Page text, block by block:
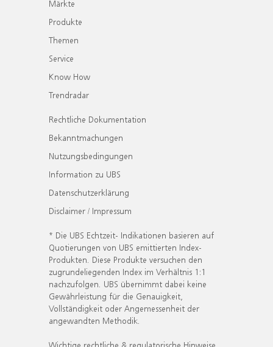
Märkte
Produkte
Themen
Service
Know How
Trendradar
Rechtliche Dokumentation
Bekanntmachungen
Nutzungsbedingungen
Information zu UBS
Datenschutzerklärung
Disclaimer / Impressum
* Die UBS Echtzeit- Indikationen basieren auf
Quotierungen von UBS emittierten Index-
Produkten. Diese Produkte versuchen den
zugrundeliegenden Index im Verhältnis 1:1
nachzufolgen. UBS übernimmt dabei keine
Gewährleistung für die Genauigkeit,
Vollständigkeit oder Angemessenheit der
angewandten Methodik.